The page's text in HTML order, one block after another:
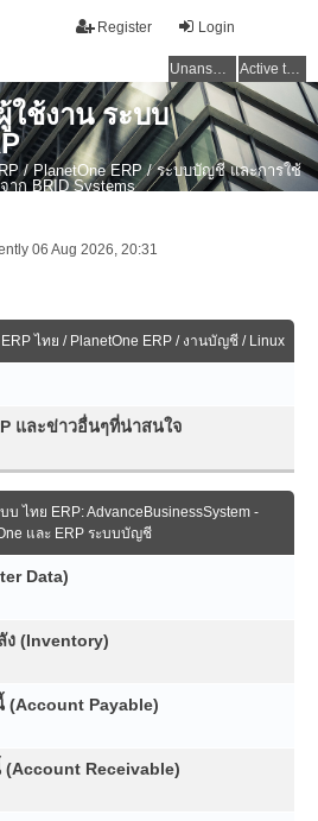
Login
Register
Unanswered topics Active topics
ใช้งาน ระบบ
/ PlanetOne ERP / ระบบบัญชี และการใช้
าก BRID Systems
06 Aug 2026, 20:31
ไทย / PlanetOne ERP / งานบัญชี / Linux
และข่าวอื่นๆที่น่าสนใจ
ไทย ERP: AdvanceBusinessSystem -
และ ERP ระบบบัญชี
Data)
(Inventory)
(Account Payable)
Receivable)